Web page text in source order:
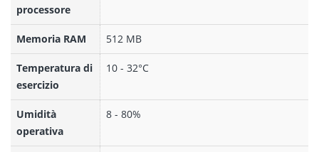
processore
Memoria RAM 512 MB
Temperatura di
esercizio
10 - 32°C
Umidità
operativa
8 - 80%